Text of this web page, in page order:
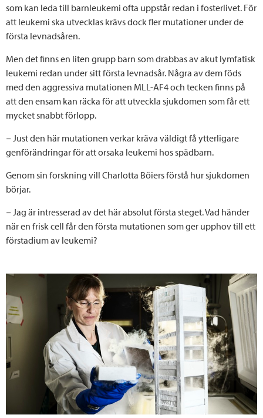
som kan leda till barnleukemi ofta uppstår redan i fosterlivet. För
att leukemi ska utvecklas krävs dock fler mutationer under de
första levnadsåren.
Men det finns en liten grupp barn som drabbas av akut lymfatisk
leukemi redan under sitt första levnadsår. Några av dem föds
med den aggressiva mutationen MLL-AF4 och tecken finns på
att den ensam kan räcka för att utveckla sjukdomen som får ett
mycket snabbt förlopp.
− Just den här mutationen verkar kräva väldigt få ytterligare
genförändringar för att orsaka leukemi hos spädbarn.
Genom sin forskning vill Charlotta Böiers förstå hur sjukdomen
börjar.
− Jag är intresserad av det här absolut första steget. Vad händer
när en frisk cell får den första mutationen som ger upphov till ett
förstadium av leukemi?